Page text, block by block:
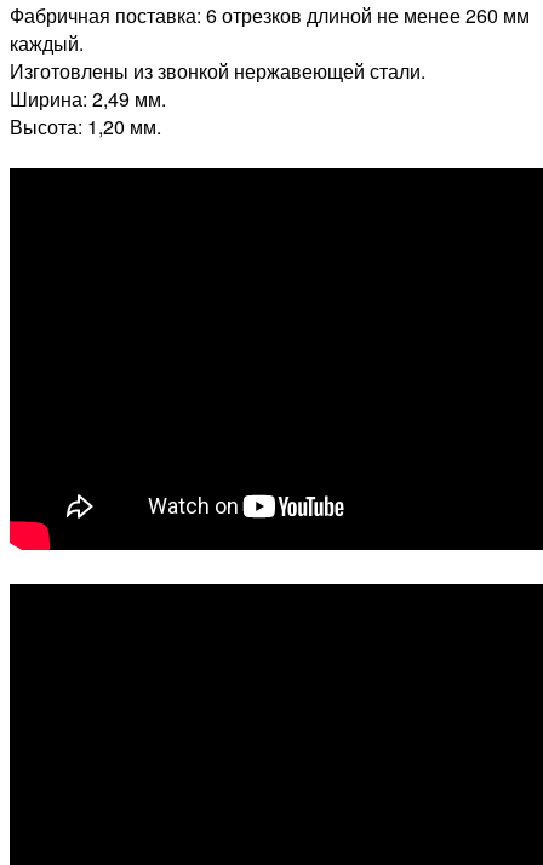
Фабричная поставка: 6 отрезков длиной не менее 260 мм
каждый.
Изготовлены из звонкой нержавеющей стали.
Ширина: 2,49 мм.
Высота: 1,20 мм.